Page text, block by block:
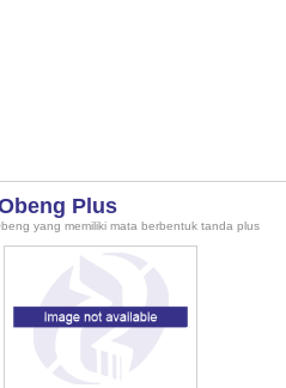
Plus
yang memiliki mata berbentuk tanda plus